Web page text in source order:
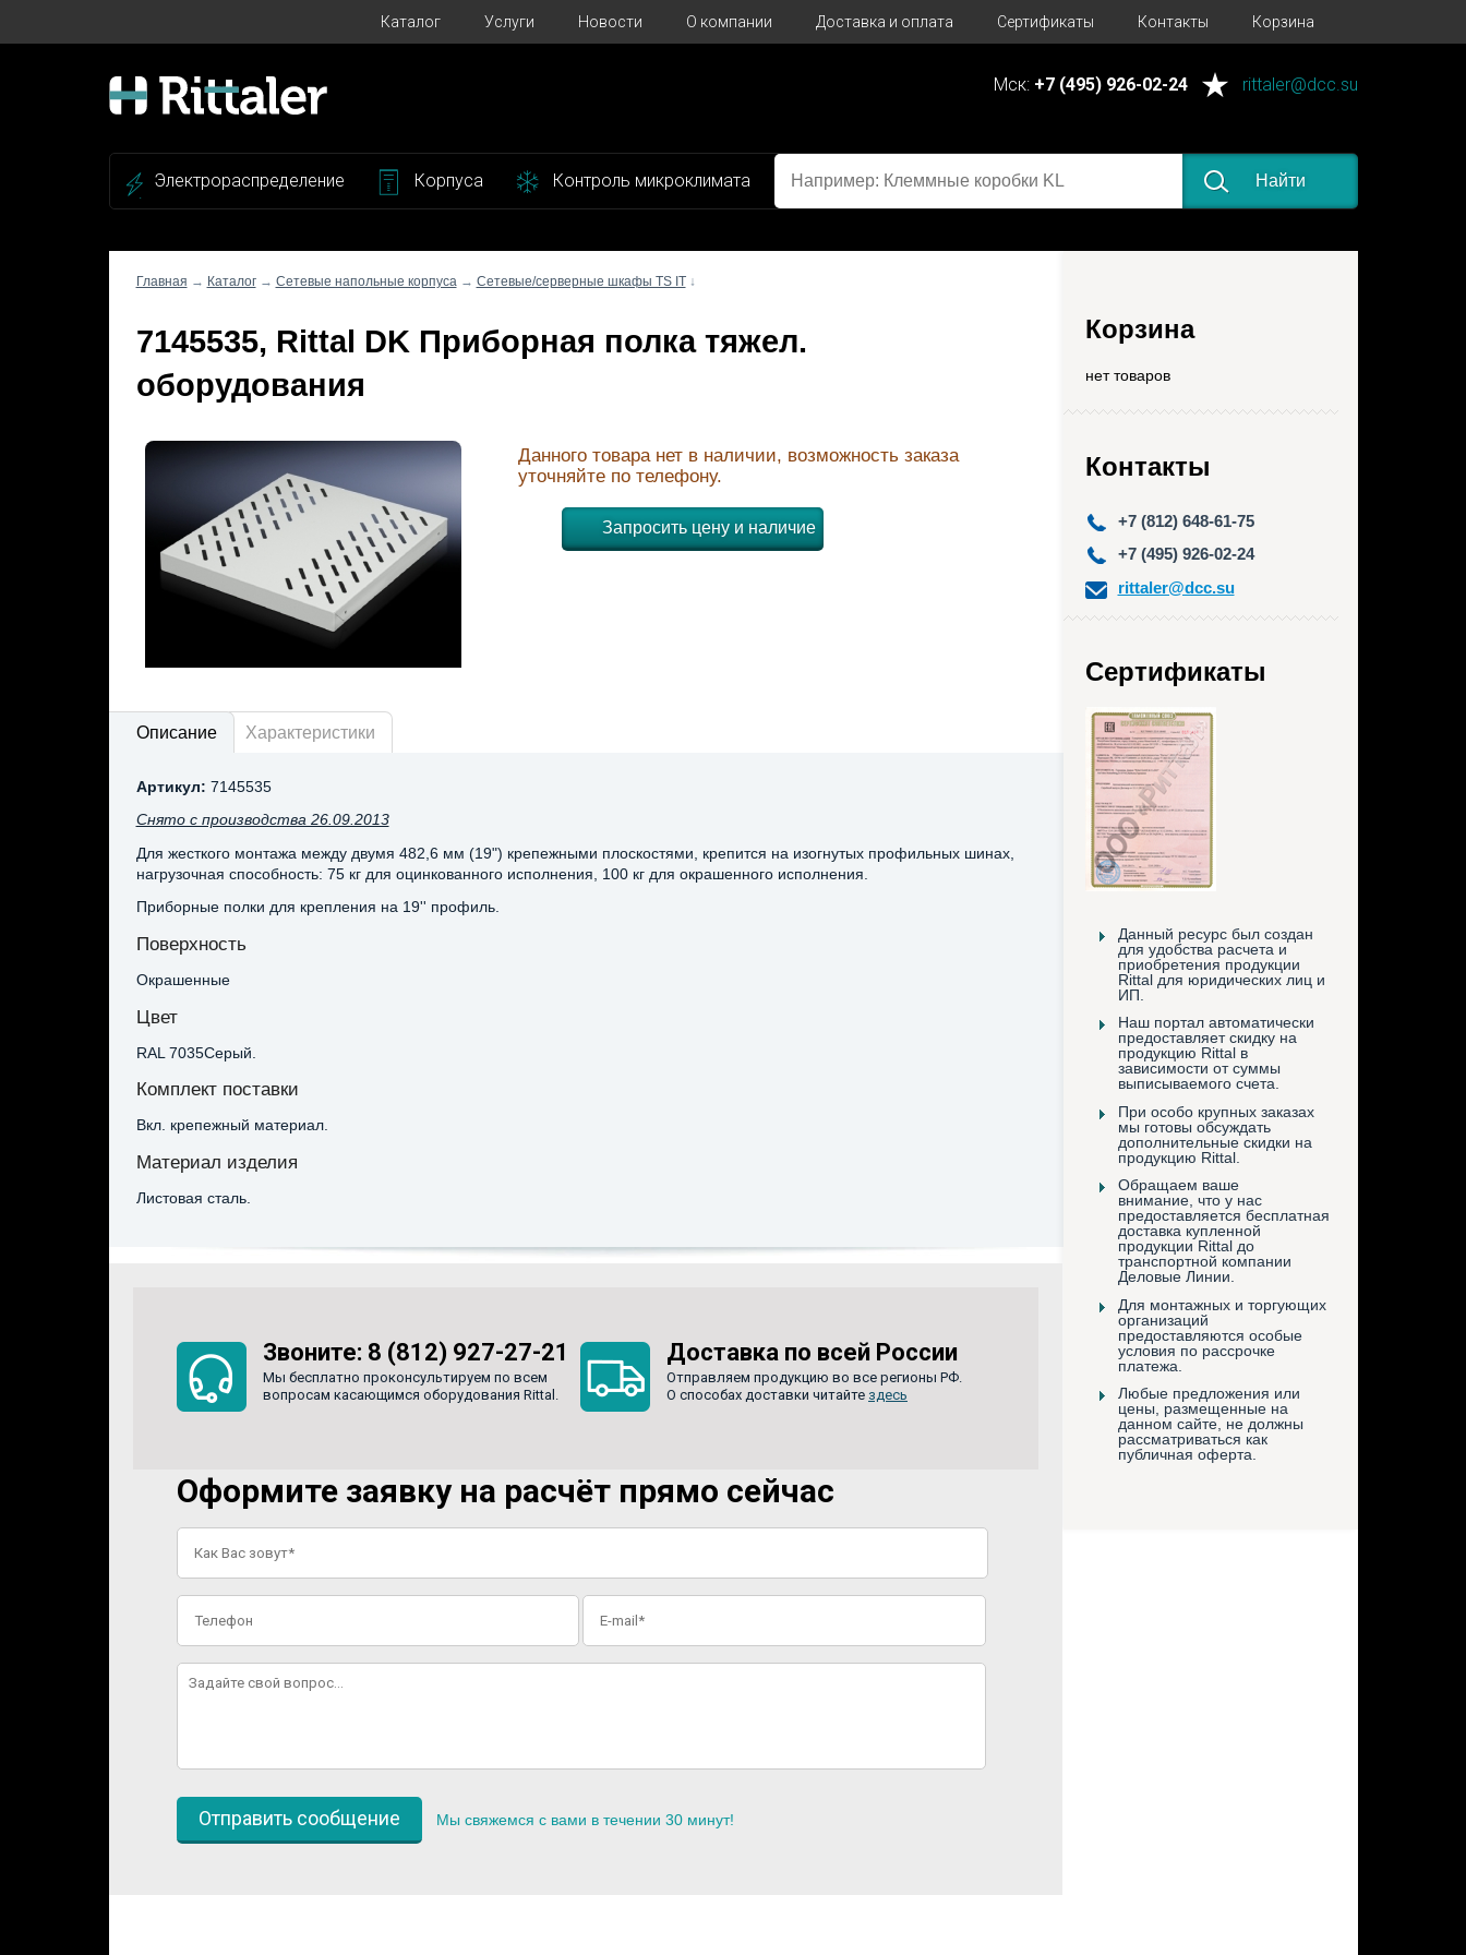
Каталог Услуги Новости О компании Доставка и оплата Сертификаты Контакты Корзина
Мск: +7 (495) 926-02-24 rittaler@dcc.su
Электрораспределение Корпуса Контроль микроклимата Найти
Корзина
нет товаров
Контакты
+7 (812) 648-61-75
+7 (495) 926-02-24
rittaler@dcc.su
Сертификаты
Данный ресурс был создан
для удобства расчета и
приобретения продукции
Rittal для юридических лиц и
ИП.
Наш портал автоматически
предоставляет скидку на
продукцию Rittal в
зависимости от суммы
выписываемого счета.
При особо крупных заказах
мы готовы обсуждать
дополнительные скидки на
продукцию Rittal.
Обращаем ваше
внимание, что у нас
предоставляется бесплатная
доставка купленной
продукции Rittal до
транспортной компании
Деловые Линии.
Для монтажных и торгующих
организаций
предоставляются особые
условия по рассрочке
платежа.
Любые предложения или
цены, размещенные на
данном сайте, не должны
рассматриваться как
публичная оферта.
Главная → Каталог→ Сетевые напольные корпуса → Сетевые/серверные шкафы TS IT ↓
7145535, Rittal DK Приборная полка тяжел.
оборудования
Данного товара нет в наличии, возможность заказа
уточняйте по телефону.
Запросить цену и наличие
Описание Характеристики
Артикул: 7145535
Снято с производства 26.09.2013
Для жесткого монтажа между двумя 482,6 мм (19") крепежными плоскостями, крепится на изогнутых профильных шинах,
нагрузочная способность: 75 кг для оцинкованного исполнения, 100 кг для окрашенного исполнения.
Приборные полки для крепления на 19'' профиль.
Поверхность
Окрашенные
Цвет
RAL 7035Серый.
Комплект поставки
Вкл. крепежный материал.
Материал изделия
Листовая сталь.
Звоните: 8 (812) 927-27-21
Мы бесплатно проконсультируем по всем
вопросам касающимся оборудования Rittal.
Доставка по всей России
Отправляем продукцию во все регионы РФ.
О способах доставки читайте здесь
Оформите заявку на расчёт прямо сейчас
Мы свяжемся с вами в течении 30 минут!